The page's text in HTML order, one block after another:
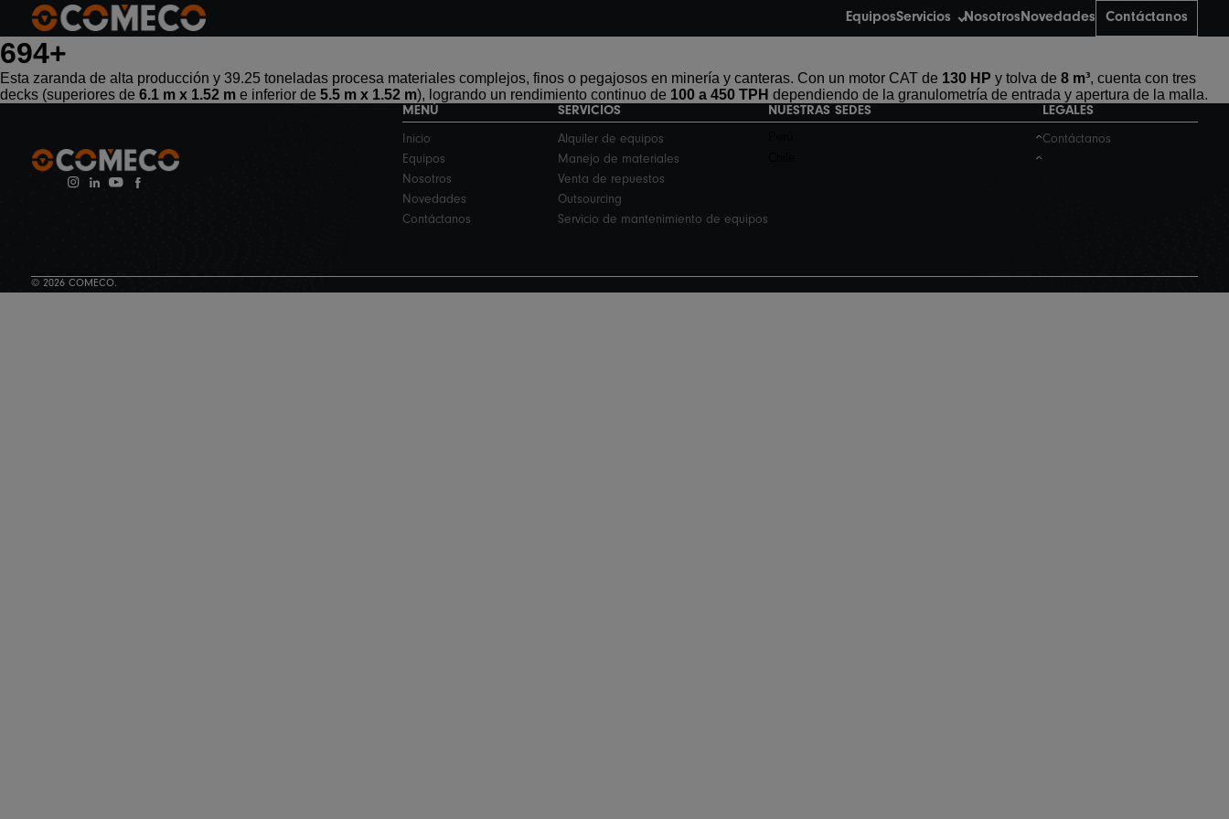
EquiposServicios NosotrosNovedades Contáctanos
694+
Esta zaranda de alta producción y 39.25 toneladas procesa materiales complejos, finos o pegajosos en minería y canteras. Con un motor CAT de 130 HP y tolva de 8 m³, cuenta con tres
decks (superiores de 6.1 m x 1.52 m e inferior de 5.5 m x 1.52 m), logrando un rendimiento continuo de 100 a 450 TPH dependiendo de la granulometría de entrada y apertura de la malla.
MENÚ
Inicio
Equipos
Nosotros
Novedades
Contáctanos
SERVICIOS
Alquiler de equipos
Manejo de materiales
Venta de repuestos
Outsourcing
Servicio de mantenimiento de equipos
NUESTRAS SEDES
LEGALES
Contáctanos
© 2026 COMECO.